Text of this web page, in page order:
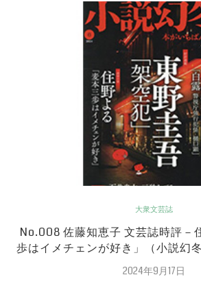
大衆文芸誌
No.008 佐藤知恵子 文芸誌時評－
歩はイメチェンが好き」（小説幻
2024年9月17日